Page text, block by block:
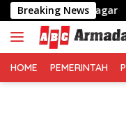
Langsung
ke
konten
Breaking News
Pagar
HOME PEMERINTAH